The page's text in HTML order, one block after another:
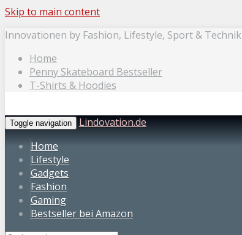
Skip to main content
Innovationen by Fashion, Lifestyle, Sport & Technik
Home
Penny Skateboard Bestseller
T-Shirts & Hoodies
Toggle navigation
Lindovation.de
Home
Lifestyle
Gadgets
Fashion
Gaming
Bestseller bei Amazon